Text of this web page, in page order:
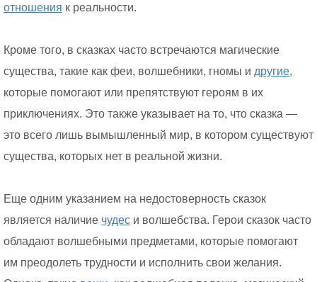
отношения к реальности.
Кроме того, в сказках часто встречаются магические
существа, такие как феи, волшебники, гномы и другие,
которые помогают или препятствуют героям в их
приключениях. Это также указывает на то, что сказка —
это всего лишь вымышленный мир, в котором существуют
существа, которых нет в реальной жизни.
Еще одним указанием на недостоверность сказок
является наличие чудес и волшебства. Герои сказок часто
обладают волшебными предметами, которые помогают
им преодолеть трудности и исполнить свои желания.